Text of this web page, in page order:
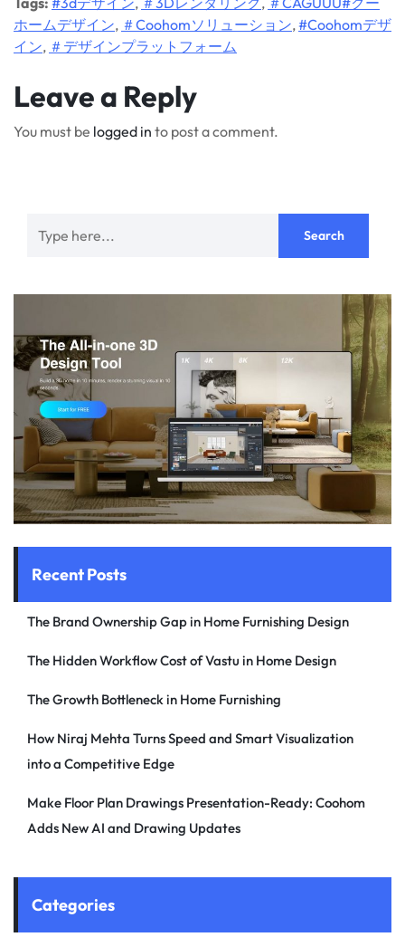
ホームデザイン, ＃Coohomソリューション, #Coohomデザ
イン, ＃デザインプラットフォーム
Leave a Reply
You must be logged in to post a comment.
Recent Posts
The Brand Ownership Gap in Home Furnishing Design
The Hidden Workflow Cost of Vastu in Home Design
The Growth Bottleneck in Home Furnishing
How Niraj Mehta Turns Speed and Smart Visualization
into a Competitive Edge
Make Floor Plan Drawings Presentation-Ready: Coohom
Adds New AI and Drawing Updates
Categories